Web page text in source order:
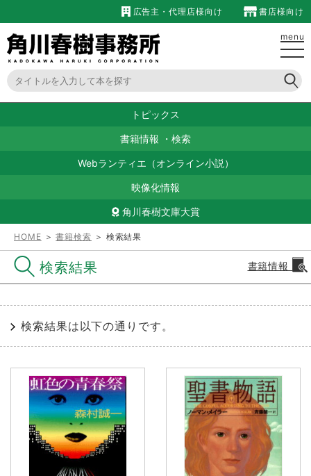
広告主・代理店様向け 書店様向け
menu
トピックス
書籍情報 ・ 検索
Webランティエ（オンライン小説）
映像化情報
角川春樹文庫大賞
HOME ＞書籍検索 ＞ 検索結果
検索結果 書籍情報
検索結果は以下の通りです。